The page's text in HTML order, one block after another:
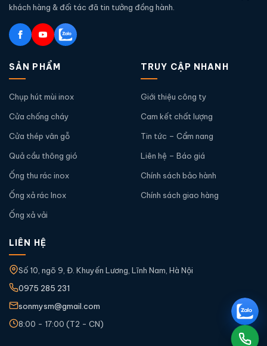
khách hàng & đối tác đã tin tưởng đồng hành.
SẢN PHẨM
Chụp hút mùi inox
Cửa chống cháy
Cửa thép vân gỗ
Quả cầu thông gió
Ống thu rác inox
Ống xả rác Inox
Ống xả vải
TRUY CẬP NHANH
Giới thiệu công ty
Cam kết chất lượng
Tin tức – Cẩm nang
Liên hệ – Báo giá
Chính sách bảo hành
Chính sách giao hàng
LIÊN HỆ
Số 10, ngõ 9, Đ. Khuyến Lương, Lĩnh Nam, Hà Nội
0975 285 231
sonmysm@gmail.com
8:00 - 17:00 (T2 - CN)